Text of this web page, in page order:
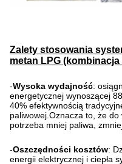
Zalety stosowania
metan LPG (kombinacja
-Wysoka wydajność:
energetycznej wynoszącej
40% efektywnością
paliwowej.Oznacza to, że
potrzeba mniej paliwa,
-Oszczędności kosztów:
energii elektrycznej i ciepła